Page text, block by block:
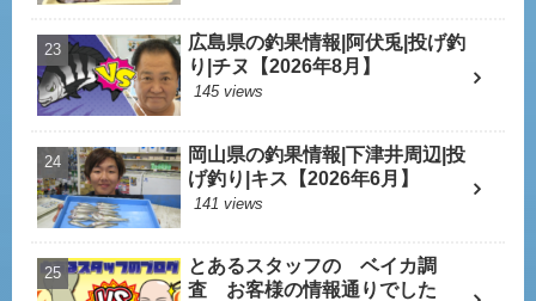
広島県の釣果情報|阿伏兎|投げ釣
り|チヌ【2026年8月】
145 views
岡山県の釣果情報|下津井周辺|投
げ釣り|キス【2026年6月】
141 views
とあるスタッフの ベイカ調
査 お客様の情報通りでした